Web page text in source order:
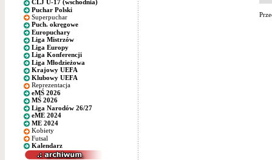
CLJ U-17 (wschodnia)
Puchar Polski
Superpuchar
Puch. okręgowe
Europuchary
Liga Mistrzów
Liga Europy
Liga Konferencji
Liga Młodzieżowa
Krajowy UEFA
Klubowy UEFA
Reprezentacja
eMŚ 2026
MŚ 2026
Liga Narodów 26/27
eME 2024
ME 2024
Kobiety
Futsal
Kalendarz